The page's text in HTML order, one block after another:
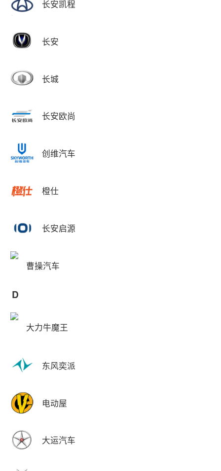
长安凯程
长安
长城
长安欧尚
创维汽车
橙仕
长安启源
曹操汽车
D
大力牛魔王
东风奕派
电动屋
大运汽车